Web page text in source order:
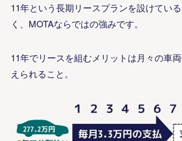
11年という長期リースプランを設けてい
く
、MOTAならではの強みです。
11年でリースを組むメリットは月々の車
えられること。